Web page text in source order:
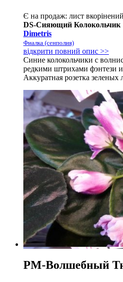
Є на продаж: лист
DS-Сияющий Колокольчик
Dimetris
Фиалка (сенполия)
відкрити повний опис >>
Синие колокольчики с
редкими штрихами фэнтези
Аккуратная розетка зеленых
РМ-Волшебный